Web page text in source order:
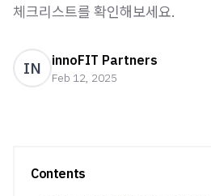
체크리스트를 확인해보세요.
IN innoFIT Partners
Feb 12, 2025
Contents